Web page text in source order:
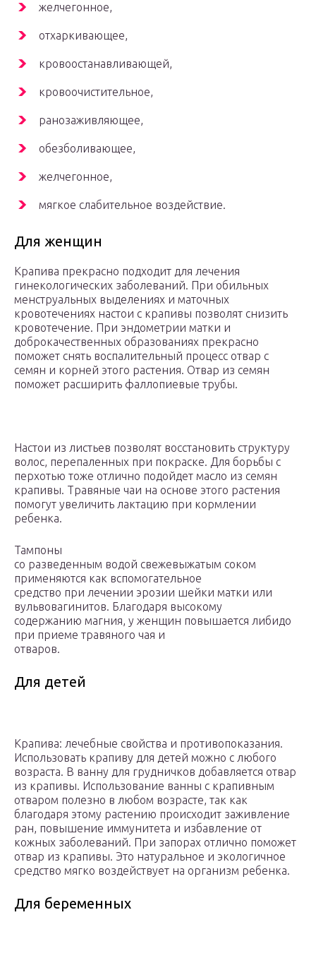
желчегонное,
отхаркивающее,
кровоостанавливающей,
кровоочистительное,
ранозаживляющее,
обезболивающее,
желчегонное,
мягкое слабительное воздействие.
Для женщин
Крапива прекрасно подходит для лечения
гинекологических заболеваний. При обильных
менструальных выделениях и маточных
кровотечениях настои с крапивы позволят снизить
кровотечение. При эндометрии матки и
доброкачественных образованиях прекрасно
поможет снять воспалительный процесс отвар с
семян и корней этого растения. Отвар из семян
поможет расширить фаллопиевые трубы.
Настои из листьев позволят восстановить структуру
волос, перепаленных при покраске. Для борьбы с
перхотью тоже отлично подойдет масло из семян
крапивы. Травяные чаи на основе этого растения
помогут увеличить лактацию при кормлении
ребенка.
Тампоны
со разведенным водой свежевыжатым соком
применяются как вспомогательное
средство при лечении эрозии шейки матки или
вульвовагинитов. Благодаря высокому
содержанию магния, у женщин повышается либидо
при приеме травяного чая и
отваров.
Для детей
Крапива: лечебные свойства и противопоказания.
Использовать крапиву для детей можно с любого
возраста. В ванну для грудничков добавляется отвар
из крапивы. Использование ванны с крапивным
отваром полезно в любом возрасте, так как
благодаря этому растению происходит заживление
ран, повышение иммунитета и избавление от
кожных заболеваний. При запорах отлично поможет
отвар из крапивы. Это натуральное и экологичное
средство мягко воздействует на организм ребенка.
Для беременных